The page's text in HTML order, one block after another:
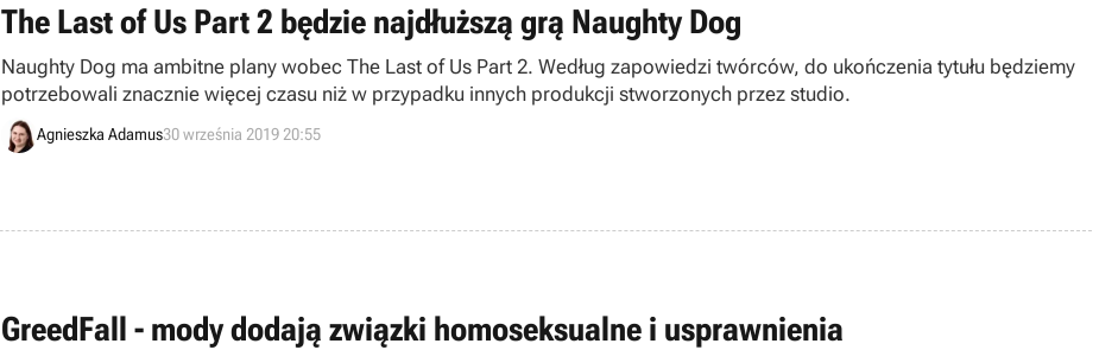
The Last of Us Part 2 będzie najdłuższą grą Naughty Dog
Naughty Dog ma ambitne plany wobec The Last of Us Part 2. Według zapowiedzi twórców, do ukończenia tytułu będziemy
potrzebowali znacznie więcej czasu niż w przypadku innych produkcji stworzonych przez studio.
Agnieszka Adamus30 września 2019 20:55
GreedFall - mody dodają związki homoseksualne i usprawnienia